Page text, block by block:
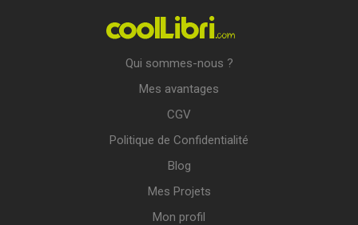
Qui sommes-nous ?
Mes avantages
CGV
Politique de Confidentialité
Blog
Mes Projets
Mon profil